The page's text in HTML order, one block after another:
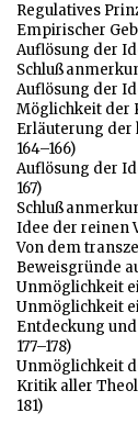
Regulatives
Empirischer
Auflösung der
Auflösung der
Möglichkeit der
Erläuterung der
164–166)
Auflösung der
167)
Idee der reinen
Von dem
Beweisgründe
Unmöglichkeit
Unmöglichkeit
Entdeckung
177–178)
Unmöglichkeit
Kritik aller
181)